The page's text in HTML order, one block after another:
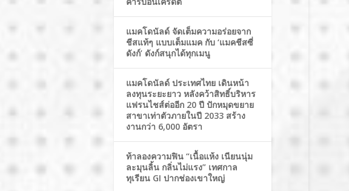
แมคโดนัลด์ จัดเต็มความอร่อยจาก
ชีสแท้ๆ แบบเต็มแมค กับ ‘แมคชีสซี่
ดังก์’ ดังก์สนุกได้ทุกเมนู
แมคโดนัลด์ ประเทศไทย เดินหน้า
ลงทุนระยะยาว หลังคว้าสิทธิ์บริหาร
แฟรนไชส์ต่ออีก 20 ปี ปักหมุดขยาย
สาขาเท่าตัวภายในปี 2033 สร้าง
งานกว่า 6,000 อัตรา
ท้าลองความฟิน “เนื้อแห้ง เนียนนุ่ม
ละมุนลิ้น กลิ่นไม่แรง” เทศกาล
ทุเรียน GI ปากช่องเขาใหญ่